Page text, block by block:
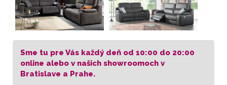
Sme tu pre Vás každý deň od 10:00 do 20:00
online alebo v našich showroomoch v
Bratislave a Prahe.